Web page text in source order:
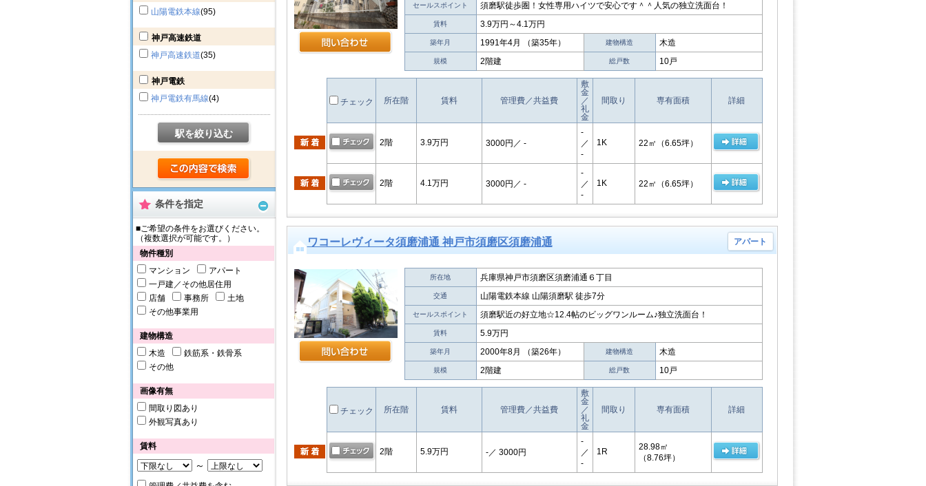
山陽電鉄本線(95)
神戸高速鉄道
神戸高速鉄道(35)
神戸電鉄
神戸電鉄有馬線(4)
駅を絞り込む
条件を指定
■ご希望の条件をお選びください。
（複数選択が可能です。）
物件種別
マンション
アパート
一戸建／その他居住用
店舗
事務所
土地
その他事業用
建物構造
木造
鉄筋系・鉄骨系
その他
画像有無
間取り図あり
外観写真あり
賃料
～
セールスポイント 須磨駅徒歩圏！女性専用ハイツで安心です＾＾人気の独立洗面台！
賃料 3.9万円～4.1万円
築年月 1991年4月 （築35年） 建物構造 木造
規模 2階建 総戸数 10戸
チェック 所在階 賃料 管理費／共益費
敷
金
／
礼
金
間取り 専有面積 詳細
2階 3.9万円 3000円 ／ -
-
／
-
1K 22㎡ （6.65坪）
2階 4.1万円 3000円 ／ -
-
／
-
1K 22㎡ （6.65坪）
ワコーレヴィータ須磨浦通 神戸市須磨区須磨浦通 アパート
所在地 兵庫県神戸市須磨区須磨浦通６丁目
交通 山陽電鉄本線 山陽須磨駅 徒歩7分
セールスポイント 須磨駅近の好立地☆12.4帖のビッグワンルーム♪独立洗面台！
賃料 5.9万円
築年月 2000年8月 （築26年） 建物構造 木造
規模 2階建 総戸数 10戸
チェック 所在階 賃料 管理費／共益費
敷
金
／
礼
金
間取り 専有面積 詳細
2階 5.9万円 -／ 3000円
-
／
-
1R
28.98㎡
（8.76坪）